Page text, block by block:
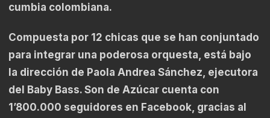
cumbia colombiana.
Compuesta por 12 chicas que se han conjuntado
para integrar una poderosa orquesta, está bajo
la dirección de Paola Andrea Sánchez, ejecutora
del Baby Bass. Son de Azúcar cuenta con
1’800.000 seguidores en Facebook, gracias al